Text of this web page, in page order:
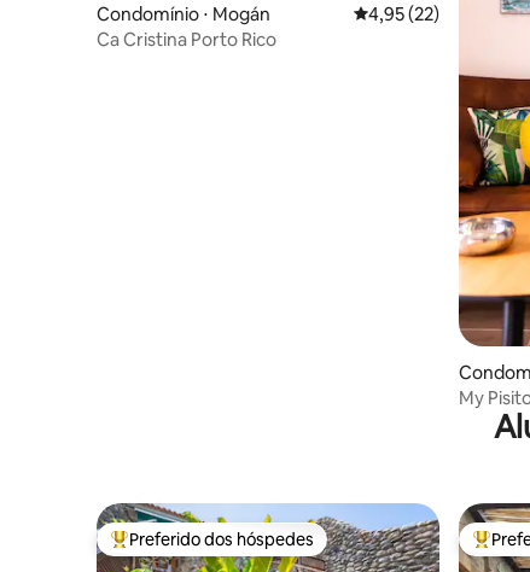
Condomínio ⋅ Mogán 4,95 de uma
4,95 (22)
Ca Cristina Porto Rico
My
Entre os melhores preferidos dos hóspedes
Preferido dos hóspedes Entre